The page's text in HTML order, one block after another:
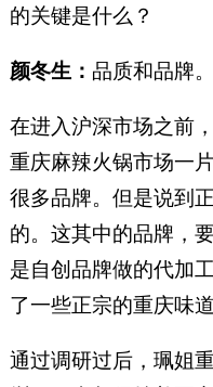
的关键是什么？
颜冬生： 品质和品牌。
在进入沪深市场之前
重庆麻辣火锅市场一
很多品牌。但是说到
的。这其中的品牌，
是自创品牌做的代加
了一些正宗的重庆味道
通过调研过后，珮姐